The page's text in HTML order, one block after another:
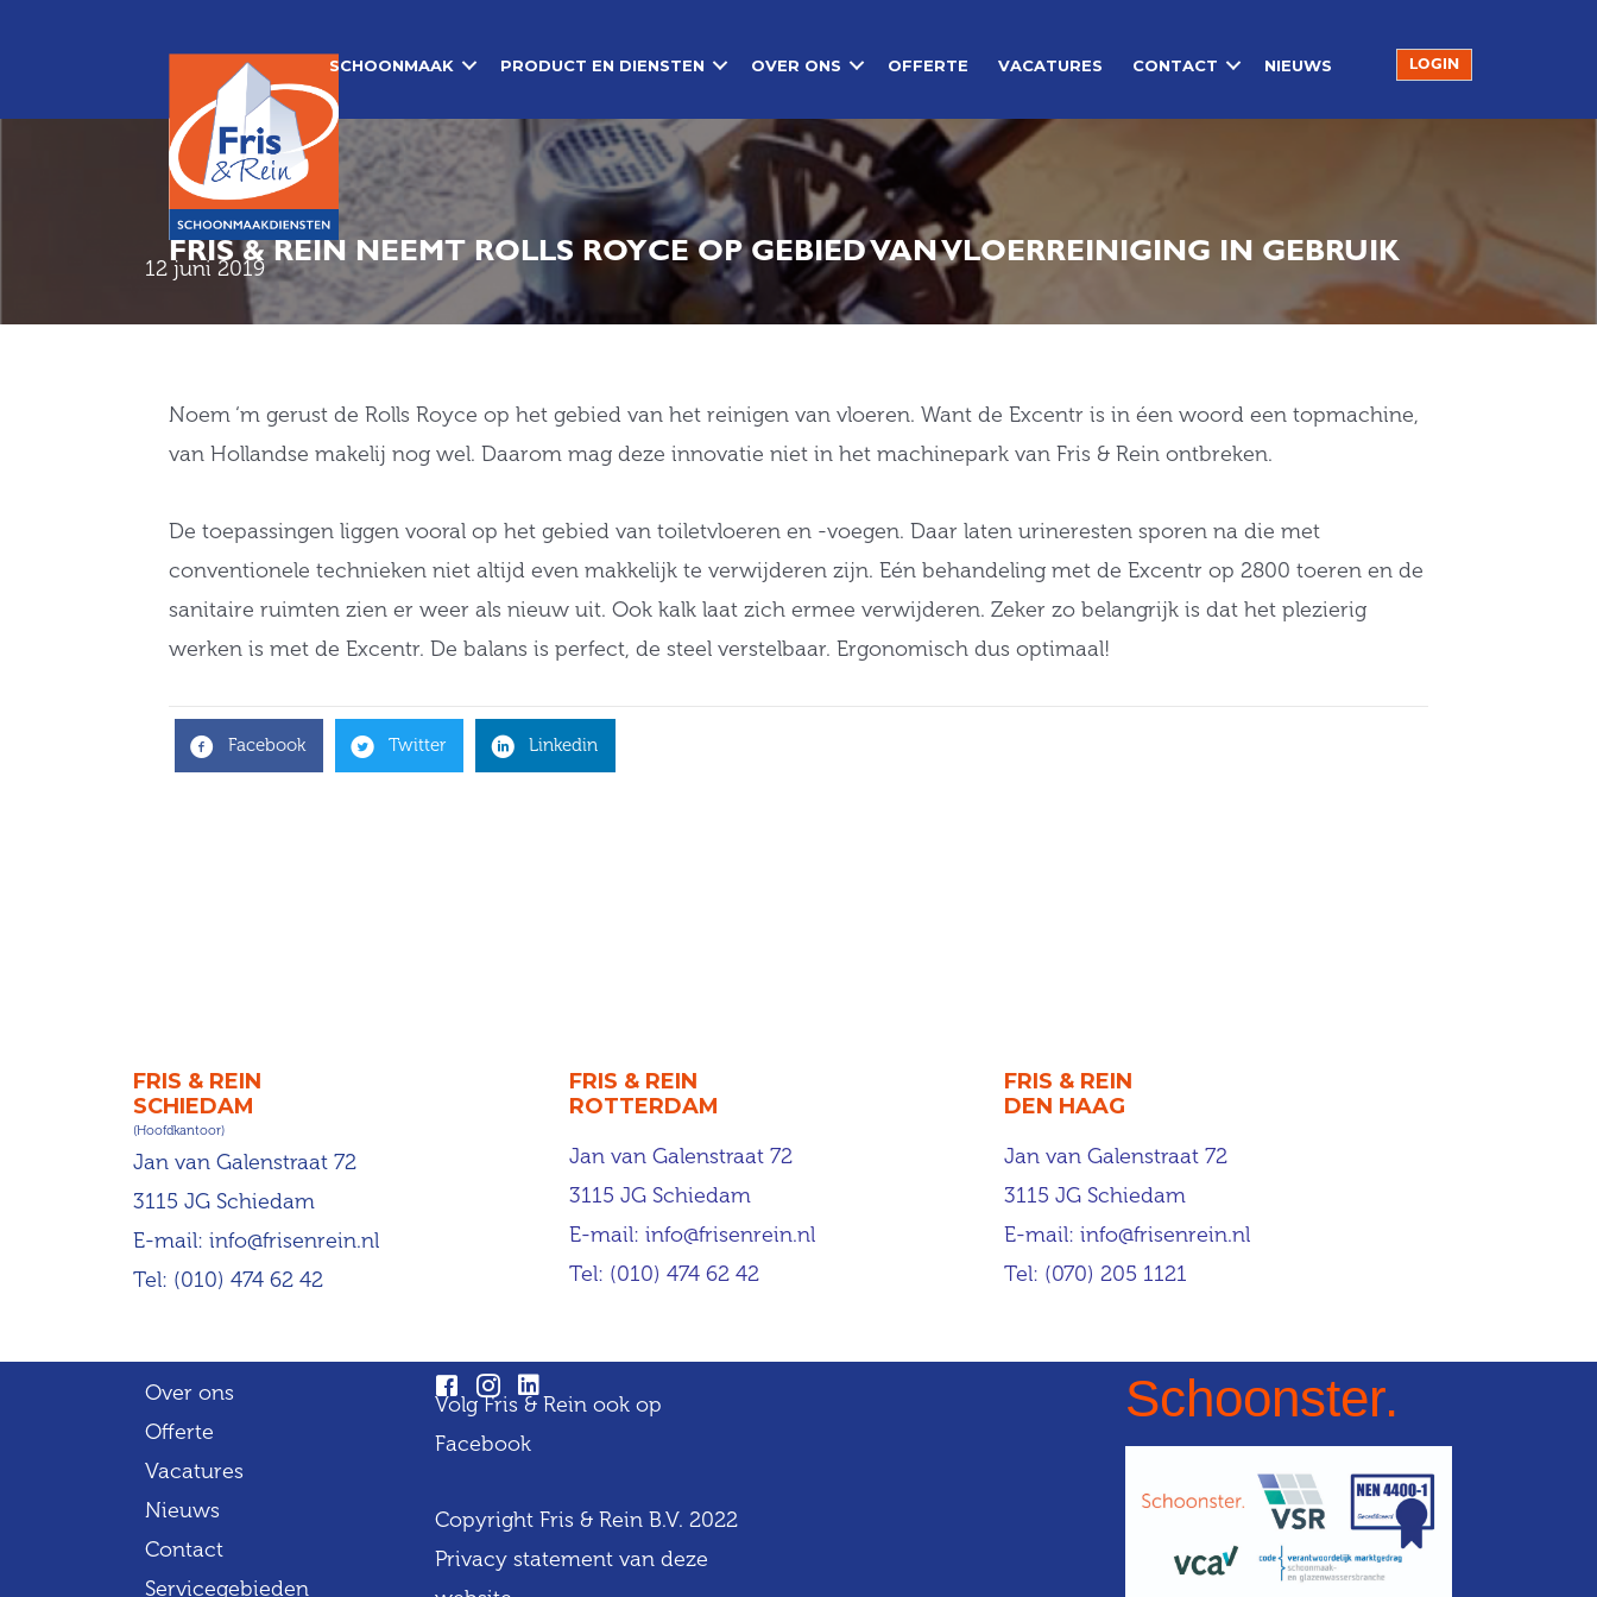
SCHOONMAAK PRODUCT EN DIENSTEN OVER ONS OFFERTE VACATURES CONTACT NIEUWS LOGIN
FRIS & REIN NEEMT ROLLS ROYCE OP GEBIED VAN VLOERREINIGING IN GEBRUIK
12 juni 2019
Noem ‘m gerust de Rolls Royce op het gebied van het reinigen van vloeren. Want de Excentr is in éen woord een topmachine,
van Hollandse makelij nog wel. Daarom mag deze innovatie niet in het machinepark van Fris & Rein ontbreken.
De toepassingen liggen vooral op het gebied van toiletvloeren en -voegen. Daar laten urineresten sporen na die met
conventionele technieken niet altijd even makkelijk te verwijderen zijn. Eén behandeling met de Excentr op 2800 toeren en de
sanitaire ruimten zien er weer als nieuw uit. Ook kalk laat zich ermee verwijderen. Zeker zo belangrijk is dat het plezierig
werken is met de Excentr. De balans is perfect, de steel verstelbaar. Ergonomisch dus optimaal!
Facebook Twitter Linkedin
FRIS & REIN
SCHIEDAM
(Hoofdkantoor)
Jan van Galenstraat 72
3115 JG Schiedam
E-mail: info@frisenrein.nl
Tel: (010) 474 62 42
FRIS & REIN
ROTTERDAM
Jan van Galenstraat 72
3115 JG Schiedam
E-mail: info@frisenrein.nl
Tel: (010) 474 62 42
FRIS & REIN
DEN HAAG
Jan van Galenstraat 72
3115 JG Schiedam
E-mail:info@frisenrein.nl
Tel: (070) 205 1121
Over ons
Offerte
Vacatures
Nieuws
Contact
Servicegebieden
Volg Fris & Rein ook op
Facebook
Copyright Fris & Rein B.V. 2022
Privacy statement van deze
Schoonster.